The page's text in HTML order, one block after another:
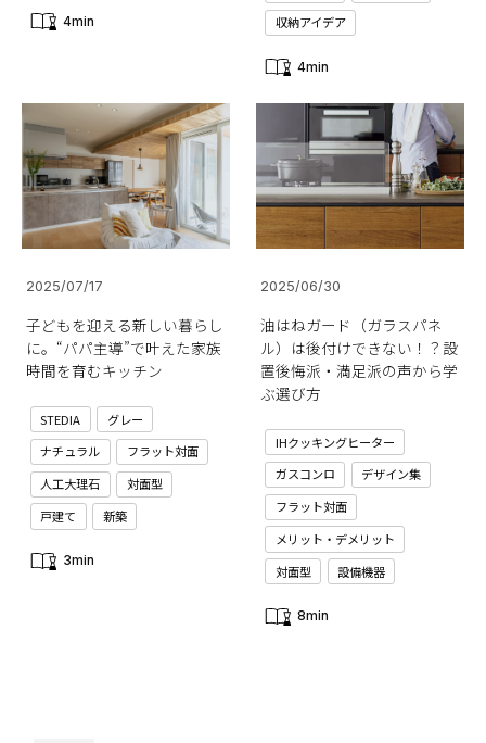
4min
収納アイデア
4min
2025/07/17
子どもを迎える新しい暮らし
に。“パパ主導”で叶えた家族
時間を育むキッチン
STEDIA
グレー
ナチュラル
フラット対面
人工大理石
対面型
戸建て
新築
3min
2025/06/30
油はねガード（ガラスパネ
ル）は後付けできない！？設
置後悔派・満足派の声から学
ぶ選び方
IHクッキングヒーター
ガスコンロ
デザイン集
フラット対面
メリット・デメリット
対面型
設備機器
8min